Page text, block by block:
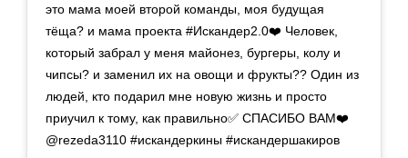
это мама моей второй команды, моя будущая
тёща? и мама проекта #Искандер2.0❤️ Человек,
который забрал у меня майонез, бургеры, колу и
чипсы? и заменил их на овощи и фрукты?? Один из
людей, кто подарил мне новую жизнь и просто
приучил к тому, как правильно✅ СПАСИБО ВАМ❤️
@rezeda3110 #искандеркины #искандершакиров